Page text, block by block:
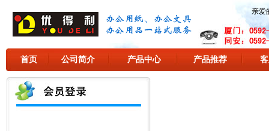
亲爱
首页 公司简介 产品中心 产品推荐